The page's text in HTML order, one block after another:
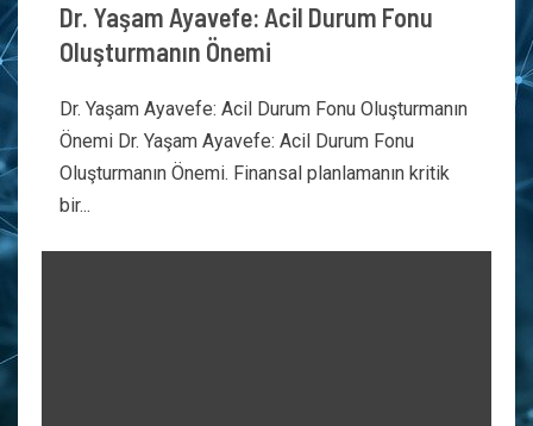
Dr. Yaşam Ayavefe: Acil Durum Fonu
Oluşturmanın Önemi
Dr. Yaşam Ayavefe: Acil Durum Fonu Oluşturmanın
Önemi Dr. Yaşam Ayavefe: Acil Durum Fonu
Oluşturmanın Önemi. Finansal planlamanın kritik
bir...